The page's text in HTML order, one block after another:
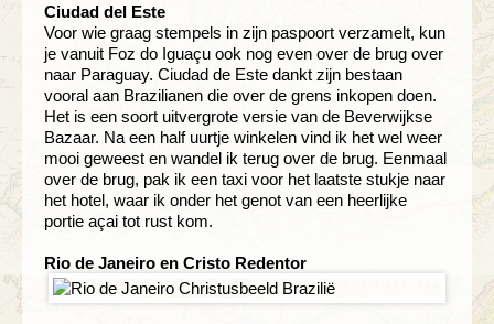
Ciudad del Este
Voor wie graag stempels in zijn paspoort verzamelt, kun
je vanuit Foz do Iguaçu ook nog even over de brug over
naar Paraguay. Ciudad de Este dankt zijn bestaan
vooral aan Brazilianen die over de grens inkopen doen.
Het is een soort uitvergrote versie van de Beverwijkse
Bazaar. Na een half uurtje winkelen vind ik het wel weer
mooi geweest en wandel ik terug over de brug. Eenmaal
over de brug, pak ik een taxi voor het laatste stukje naar
het hotel, waar ik onder het genot van een heerlijke
portie açai tot rust kom.
Rio de Janeiro en Cristo Redentor